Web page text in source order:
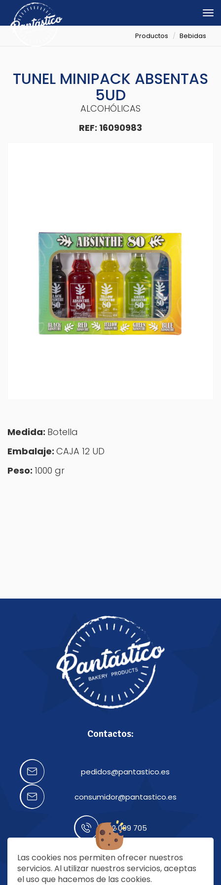
Las cookies nos permiten ofrecer nuestros
servicios. Al utilizar nuestros servicios, aceptas
el uso que hacemos de las cookies.
Productos Bebidas
TUNEL MINIPACK ABSENTAS
5UD
ALCOHÓLICAS
REF: 16090983
Medida: Botella
Embalaje: CAJA 12 UD
Peso: 1000 gr
Contactos:
pedidos@pantastico.es
consumidor@pantastico.es
922 099 705
Nuestras redes: